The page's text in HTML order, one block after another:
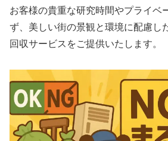
お客様の貴重な研究時間やプライベ
ず、美しい街の景観と環境に配慮し
回収サービスをご提供いたします。